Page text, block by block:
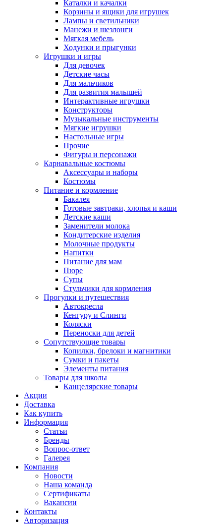
Каталки и качалки
Корзины и ящики для игрушек
Лампы и светильники
Манежи и шезлонги
Мягкая мебель
Ходунки и прыгунки
Игрушки и игры
Для девочек
Детские часы
Для мальчиков
Для развития малышей
Интерактивные игрушки
Конструкторы
Музыкальные инструменты
Мягкие игрушки
Настольные игры
Прочие
Фигуры и персонажи
Карнавальные костюмы
Аксессуары и наборы
Костюмы
Питание и кормление
Бакалея
Готовые завтраки, хлопья и каши
Детские каши
Заменители молока
Кондитерские изделия
Молочные продукты
Напитки
Питание для мам
Пюре
Супы
Стульчики для кормления
Прогулки и путешествия
Автокресла
Кенгуру и Слинги
Коляски
Переноски для детей
Сопутствующие товары
Копилки, брелоки и магнитики
Сумки и пакеты
Элементы питания
Товары для школы
Канцелярские товары
Акции
Доставка
Как купить
Информация
Статьи
Бренды
Вопрос-ответ
Галерея
Компания
Новости
Наша команда
Сертификаты
Вакансии
Контакты
Авторизация